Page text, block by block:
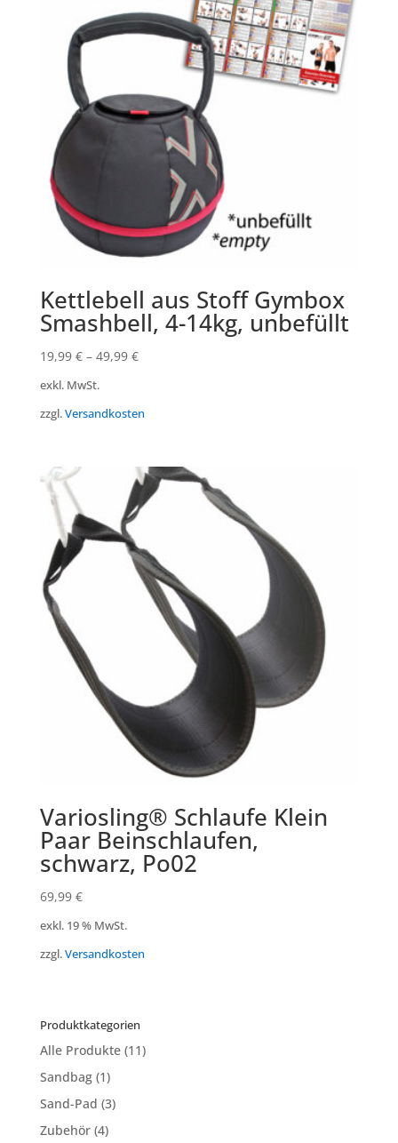
Kettlebell aus Stoff Gymbox
Smashbell, 4-14kg, unbefüllt
19,99 €– 49,99 €
exkl. MwSt.
zzgl.Versandkosten
Variosling® Schlaufe Klein
Paar Beinschlaufen,
schwarz, Po02
69,99 €
exkl. 19 % MwSt.
zzgl.Versandkosten
Produktkategorien
Alle Produkte (11)
Sandbag (1)
Sand-Pad (3)
Zubehör (4)